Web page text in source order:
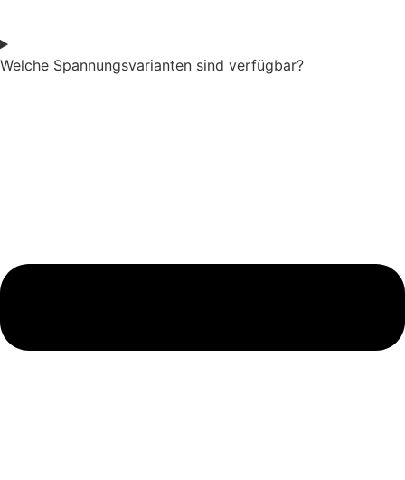
Welche Spannungsvarianten sind verfügbar?